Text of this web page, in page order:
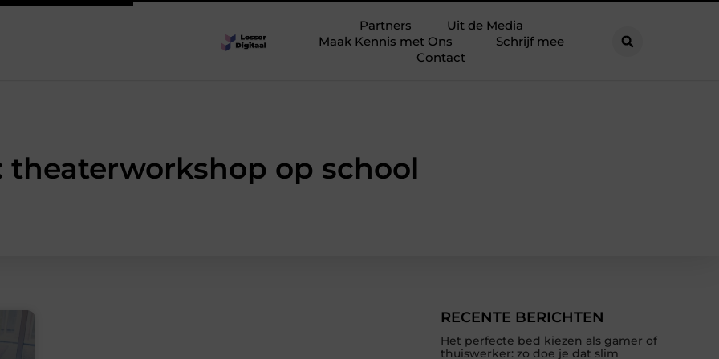
Partners
Uit de Media
Maak Kennis met Ons
Schrijf mee
Contact
theaterworkshop op school
RECENTE BERICHTEN
Het perfecte bed kiezen als gamer of
thuiswerker: zo doe je dat slim